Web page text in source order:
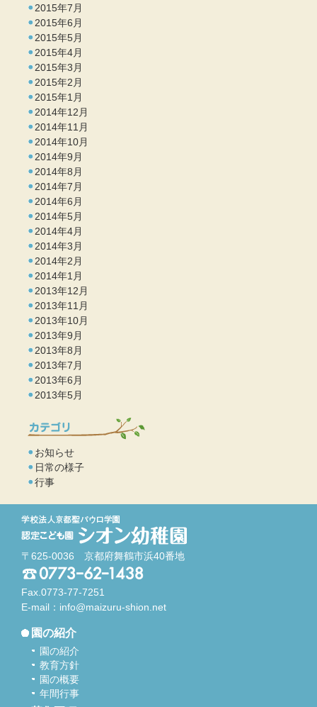
2015年7月
2015年6月
2015年5月
2015年4月
2015年3月
2015年2月
2015年1月
2014年12月
2014年11月
2014年10月
2014年9月
2014年8月
2014年7月
2014年6月
2014年5月
2014年4月
2014年3月
2014年2月
2014年1月
2013年12月
2013年11月
2013年10月
2013年9月
2013年8月
2013年7月
2013年6月
2013年5月
お知らせ
日常の様子
行事
〒625-0036 京都府舞鶴市浜40番地
Fax.0773-77-7251
E-mail： info@maizuru-shion.net
園の紹介
園の紹介
教育方針
園の概要
年間行事